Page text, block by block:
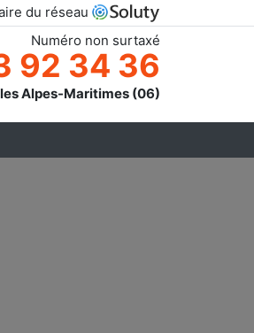
du réseau
Numéro non surtaxé
92 34 36
Alpes-Maritimes (06)